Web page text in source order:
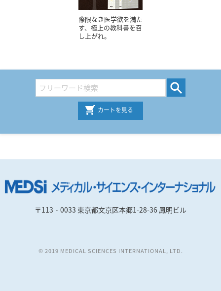
際限なき医学欲を満た
す、極上の教科書を召
し上がれ。
カートを見る
〒113‐0033 東京都文京区本郷1-28-36 鳳明ビル
© 2019 MEDICAL SCIENCES INTERNATIONAL, LTD.